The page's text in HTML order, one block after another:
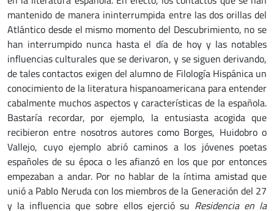
mantenido de manera ininterrumpida entre las dos orillas del
Atlántico desde el mismo momento del Descubrimiento, no se
han interrumpido nunca hasta el día de hoy y las notables
influencias culturales que se derivaron, y se siguen derivando,
de tales contactos exigen del alumno de Filología Hispánica un
conocimiento de la literatura hispanoamericana para entender
cabalmente muchos aspectos y características de la española.
Bastaría recordar, por ejemplo, la entusiasta acogida que
recibieron entre nosotros autores como Borges, Huidobro o
Vallejo, cuyo ejemplo abrió caminos a los jóvenes poetas
españoles de su época o les afianzó en los que por entonces
empezaban a andar. Por no hablar de la íntima amistad que
unió a Pablo Neruda con los miembros de la Generación del 27
y la influencia que sobre ellos ejerció su Residencia en la